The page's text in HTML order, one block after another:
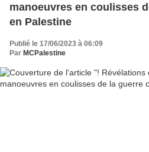
manoeuvres en coulisses
en Palestine
Publié le 17/06/2023 à 06:09
Par MCPalestine